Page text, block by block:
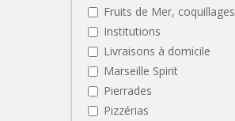
Fruits de Mer, coquillages
Institutions
Livraisons à domicile
Marseille Spirit
Pierrades
Pizzérias